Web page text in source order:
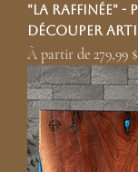
"La raffinée" -
découper
À partir de 279,99 $
Prix promotionnel